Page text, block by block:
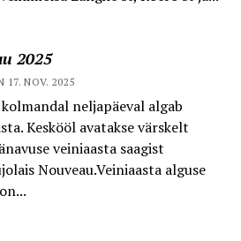
2025
17. NOV. 2025
neljapäeval algab
Keskööl avatakse värskelt
veiniaasta saagist
Nouveau.Veiniaasta alguse